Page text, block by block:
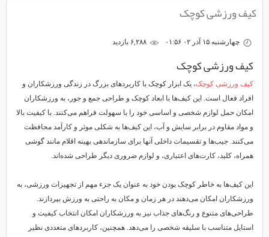
کیف ورزشی کوچک
چهارشنبه ۱۵ آذر ۰۲ ۰۱:۵۶
کیف ورزشی کوچک
کیف ورزشی کوچک، یک ابزار کوچک با کاربردهای بزرگ در زندگی ورزشکاران و
افراد فعال است. این کیف‌ها با ابعاد کوچک و طراحی جمع و جور، به ورزشکاران
امکان حمل لوازم شخصی و اساسی خود را با سهولت فراهم می‌کنند. با کیفیت بالا
و مواد مقاوم در برابر سایش و آب، این کیف‌ها به شکلی موثر و کارآمد محافظت
می‌کنند. جیب‌ها و تقسیمات داخلی آنها برای سازماندهی بهینه اقلام مانند گوشی
همراه، کلید، کارت‌های اعتباری، و لوازم ضروری دیگر طراحی شده‌اند.
این کیف‌ها به خاطر کوچک بودن خود به عنوان یک جزء مهم از تجهیزات ورزشی، به
ورزشکاران امکان می‌دهند در هر زمان و مکان به راحتی به ورزش بپردازند.
طراحی‌های متنوع و رنگ‌های جذاب نیز به ورزشکاران امکان انتخاب کیفیت و
استایل متناسب با سلیقه شخصی را می‌دهد. همچنین، کاربردهای متعددی نظیر